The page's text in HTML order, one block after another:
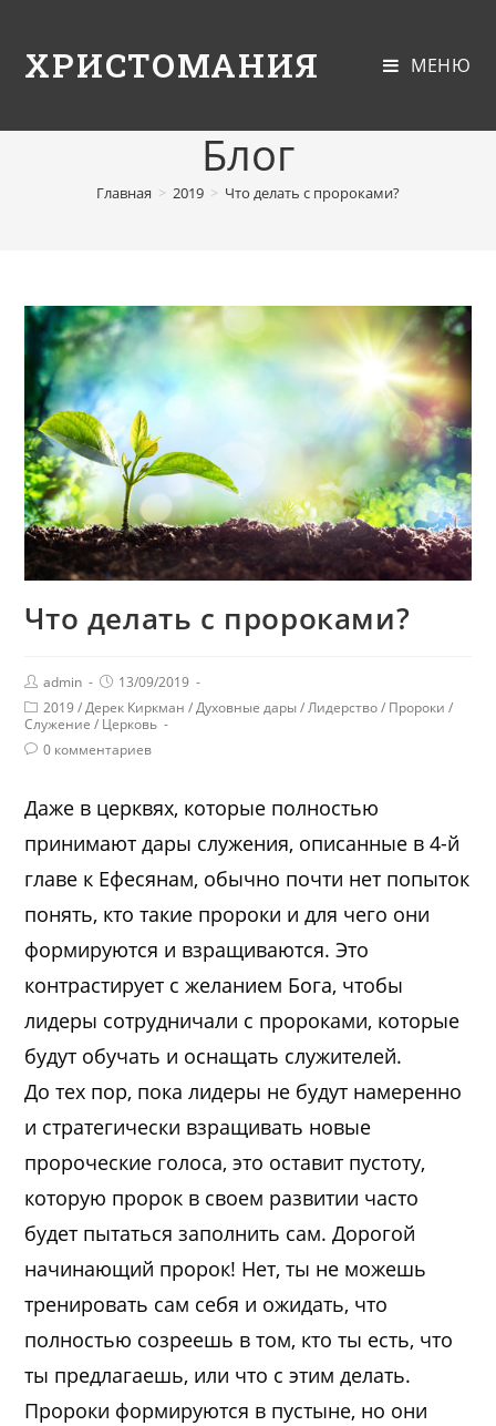
ХРИСТОМАНИЯ МЕНЮ
Блог
Главная > 2019 > Что делать с пророками?
Что делать с пророками?
admin
13/09/2019
2019 / Дерек Киркман / Духовные дары / Лидерство / Пророки /
Служение / Церковь
0 комментариев
Даже в церквях, которые полностью
принимают дары служения, описанные в 4-й
главе к Ефесянам, обычно почти нет попыток
понять, кто такие пророки и для чего они
формируются и взращиваются. Это
контрастирует с желанием Бога, чтобы
лидеры сотрудничали с пророками, которые
будут обучать и оснащать служителей.
До тех пор, пока лидеры не будут намеренно
и стратегически взращивать новые
пророческие голоса, это оставит пустоту,
которую пророк в своем развитии часто
будет пытаться заполнить сам. Дорогой
начинающий пророк! Нет, ты не можешь
тренировать сам себя и ожидать, что
полностью созреешь в том, кто ты есть, что
ты предлагаешь, или что с этим делать.
Пророки формируются в пустыне, но они